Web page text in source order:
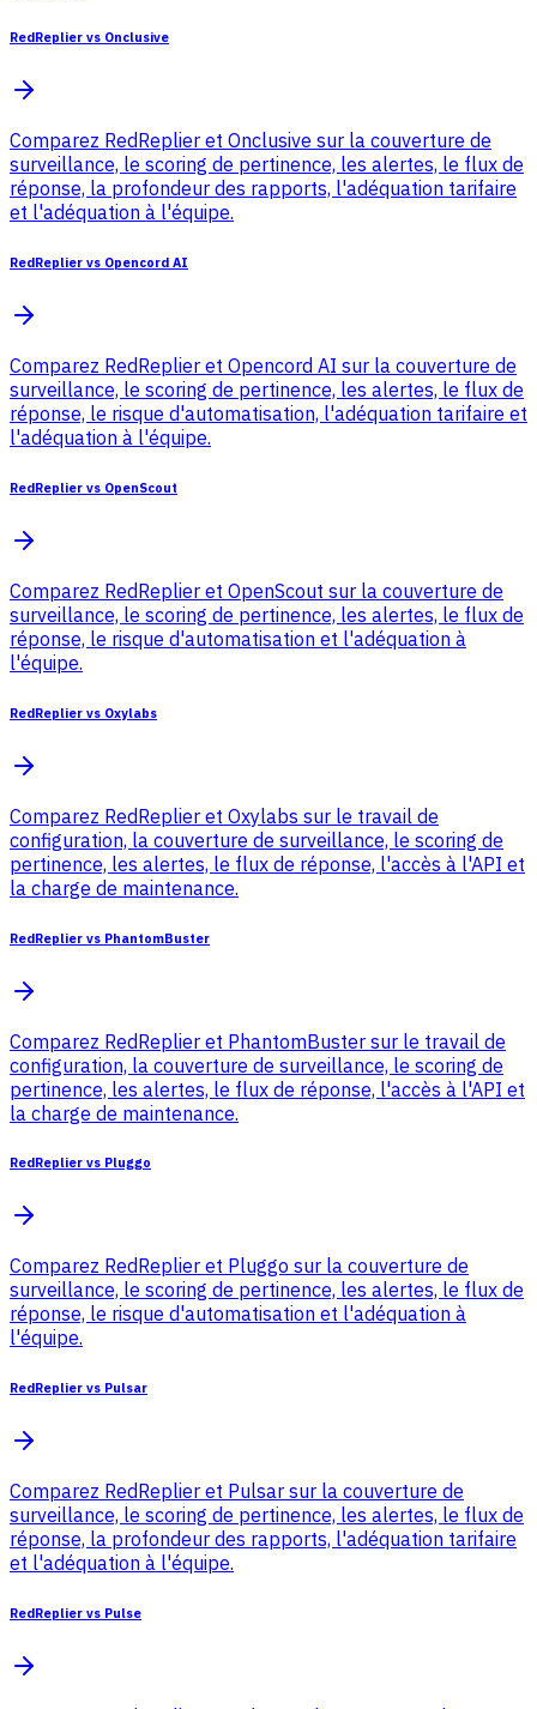
RedReplier vs Onclusive
Comparez RedReplier et Onclusive sur la couverture de
surveillance, le scoring de pertinence, les alertes, le flux de
réponse, la profondeur des rapports, l'adéquation tarifaire
et l'adéquation à l'équipe.
RedReplier vs Opencord AI
Comparez RedReplier et Opencord AI sur la couverture de
surveillance, le scoring de pertinence, les alertes, le flux de
réponse, le risque d'automatisation, l'adéquation tarifaire et
l'adéquation à l'équipe.
RedReplier vs OpenScout
Comparez RedReplier et OpenScout sur la couverture de
surveillance, le scoring de pertinence, les alertes, le flux de
réponse, le risque d'automatisation et l'adéquation à
l'équipe.
RedReplier vs Oxylabs
Comparez RedReplier et Oxylabs sur le travail de
configuration, la couverture de surveillance, le scoring de
pertinence, les alertes, le flux de réponse, l'accès à l'API et
la charge de maintenance.
RedReplier vs PhantomBuster
Comparez RedReplier et PhantomBuster sur le travail de
configuration, la couverture de surveillance, le scoring de
pertinence, les alertes, le flux de réponse, l'accès à l'API et
la charge de maintenance.
RedReplier vs Pluggo
Comparez RedReplier et Pluggo sur la couverture de
surveillance, le scoring de pertinence, les alertes, le flux de
réponse, le risque d'automatisation et l'adéquation à
l'équipe.
RedReplier vs Pulsar
Comparez RedReplier et Pulsar sur la couverture de
surveillance, le scoring de pertinence, les alertes, le flux de
réponse, la profondeur des rapports, l'adéquation tarifaire
et l'adéquation à l'équipe.
RedReplier vs Pulse